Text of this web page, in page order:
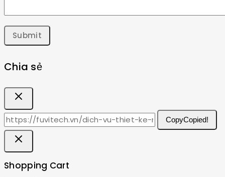
Chia sẻ
CopyCopied!
Shopping Cart